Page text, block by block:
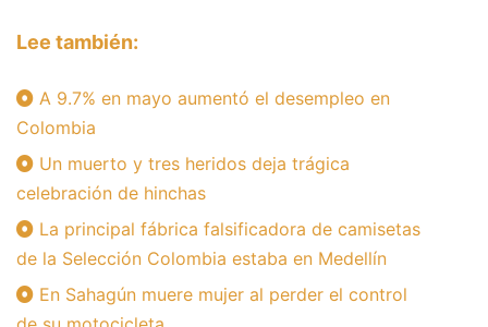
Lee también:
A 9.7% en mayo aumentó el desempleo en
Colombia
Un muerto y tres heridos deja trágica
celebración de hinchas
La principal fábrica falsificadora de camisetas
de la Selección Colombia estaba en Medellín
En Sahagún muere mujer al perder el control